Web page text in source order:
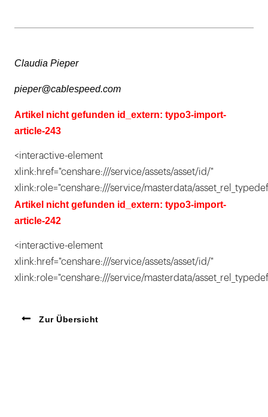
Claudia Pieper
pieper@cablespeed.com
Artikel nicht gefunden id_extern: typo3-import-
article-243
<interactive-element
xlink:href="censhare:///service/assets/asset/id/"
xlink:role="censhare:///service/masterdata/
Artikel nicht gefunden id_extern: typo3-import-
article-242
<interactive-element
xlink:href="censhare:///service/assets/asset/id/"
xlink:role="censhare:///service/masterdata/
Zur Übersicht